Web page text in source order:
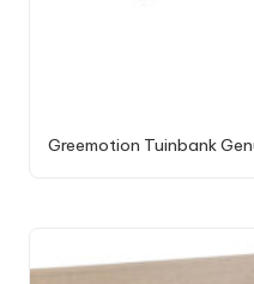
Greemotion Tuinbank